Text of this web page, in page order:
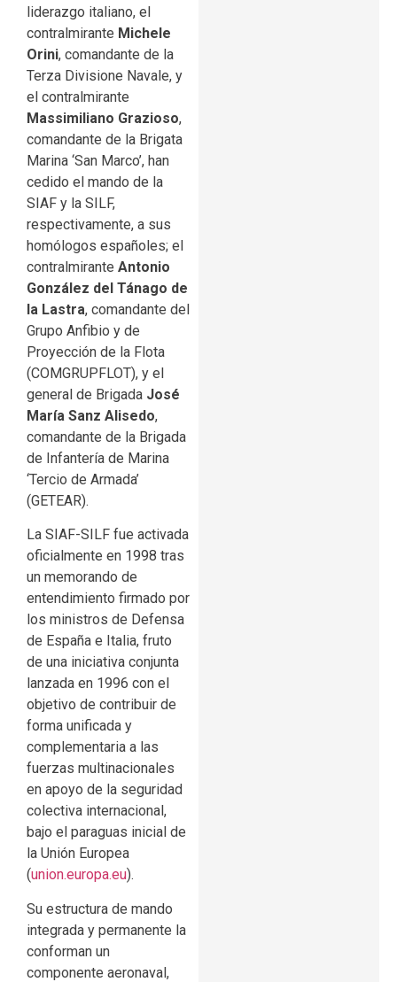
liderazgo italiano, el
contralmirante Michele
Orini, comandante de la
Terza Divisione Navale, y
el contralmirante
Massimiliano Grazioso,
comandante de la Brigata
Marina ‘San Marco’, han
cedido el mando de la
SIAF y la SILF,
respectivamente, a sus
homólogos españoles; el
contralmirante Antonio
González del Tánago de
la Lastra, comandante del
Grupo Anfibio y de
Proyección de la Flota
(COMGRUPFLOT), y el
general de Brigada José
María Sanz Alisedo,
comandante de la Brigada
de Infantería de Marina
‘Tercio de Armada’
(GETEAR).
La SIAF-SILF fue activada
oficialmente en 1998 tras
un memorando de
entendimiento firmado por
los ministros de Defensa
de España e Italia, fruto
de una iniciativa conjunta
lanzada en 1996 con el
objetivo de contribuir de
forma unificada y
complementaria a las
fuerzas multinacionales
en apoyo de la seguridad
colectiva internacional,
bajo el paraguas inicial de
la Unión Europea
(union.europa.eu).
Su estructura de mando
integrada y permanente la
conforman un
componente aeronaval,